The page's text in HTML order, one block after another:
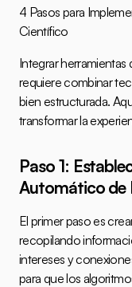
4 Pasos para
Científico
Integrar
requiere combinar
bien estructurada.
transformar la
Paso 1:
Automático de
El primer paso es
recopilando
intereses y
para que los